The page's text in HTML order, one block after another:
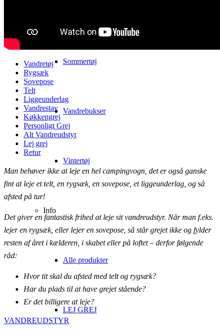
Sommertøj
Vandrebukser
Vintertøj
Info
Alle produkter
LEJ GREJ
Vandretøj
Rygsæk
Sovepose
Telt
Liggeunderlag
Vandrestav
Køkkengrej
Personligt Grej
Alt Vandreudstyr
Lej grej
Retur
Man behøver ikke at leje en hel campingvogn, det er også ganske
fint at leje et telt, en rygsæk, en sovepose, et liggeunderlag, og så
afsted på tur!
Det giver en fantastisk frihed at leje sit vandreudstyr. Når man f.eks.
lejer en rygsæk, eller lejer en sovepose, så står grejet ikke og fylder
resten af året i kælderen, i skabet eller på loftet – derfor følgende
råd:
Hvor tit skal du afsted med telt og rygsæk?
Har du plads til at have grejet stående?
Er det billigere at leje?
VANDREUDSTYR